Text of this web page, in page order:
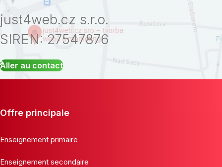
just4web.cz s.r.o.
SIREN: 27547876
Aller au contact
Offre principale
Enseignement primaire
Enseignement secondaire